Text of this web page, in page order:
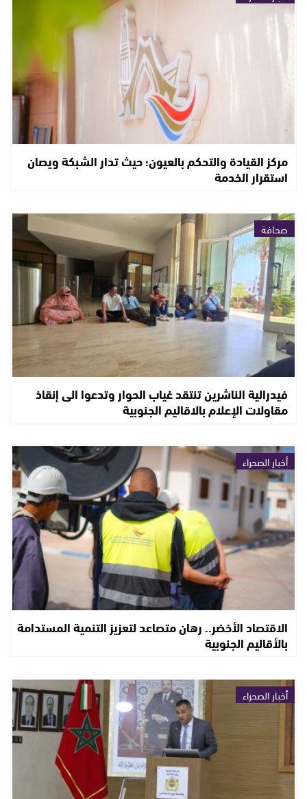
مركز القيادة والتحكم بالعيون؛ حيث تدار الشبكة ويصان
استقرار الخدمة
صحافة
فيدرالية الناشرين تنتقد غياب الحوار وتدعوا الى إنقاذ
مقاولات الإعلام بالاقاليم الجنوبية
أخبار الصحراء
الاقتصاد الأخضر.. رهان متصاعد لتعزيز التنمية المستدامة
بالأقاليم الجنوبية
أخبار الصحراء